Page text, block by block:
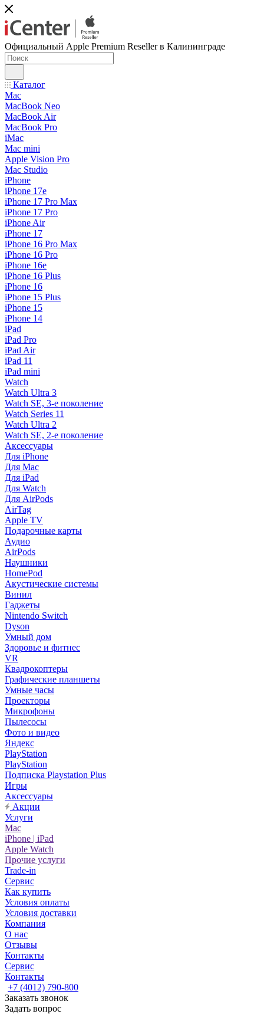
Официальный Apple Premium Reseller в Калининграде
Каталог
Mac
MacBook Neo
MacBook Air
MacBook Pro
iMac
Mac mini
Apple Vision Pro
Mac Studio
iPhone
iPhone 17e
iPhone 17 Pro Max
iPhone 17 Pro
iPhone Air
iPhone 17
iPhone 16 Pro Max
iPhone 16 Pro
iPhone 16e
iPhone 16 Plus
iPhone 16
iPhone 15 Plus
iPhone 15
iPhone 14
iPad
iPad Pro
iPad Air
iPad 11
iPad mini
Watch
Watch Ultra 3
Watch SE, 3-е поколение
Watch Series 11
Watch Ultra 2
Watch SE, 2-е поколение
Аксессуары
Для iPhone
Для Mac
Для iPad
Для Watch
Для AirPods
AirTag
Apple TV
Подарочные карты
Аудио
AirPods
Наушники
HomePod
Акустические системы
Винил
Гаджеты
Nintendo Switch
Dyson
Умный дом
Здоровье и фитнес
VR
Квадрокоптеры
Графические планшеты
Умные часы
Проекторы
Микрофоны
Пылесосы
Фото и видео
Яндекс
PlayStation
PlayStation
Подписка Playstation Plus
Игры
Аксессуары
Акции
Услуги
Mac
iPhone | iPad
Apple Watch
Прочие услуги
Trade-in
Сервис
Как купить
Условия оплаты
Условия доставки
Компания
О нас
Отзывы
Контакты
Сервис
Контакты
+7 (4012) 790-800
Заказать звонок
Задать вопрос